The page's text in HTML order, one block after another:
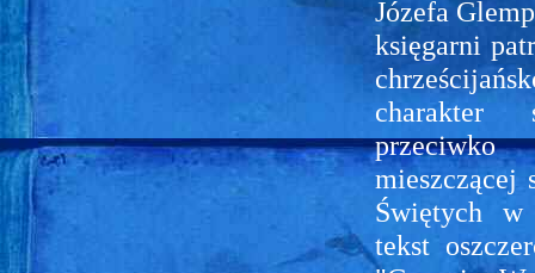
Józefa
księgarni
charakter
przeciwko
mieszczącej
Świętych w
tekst